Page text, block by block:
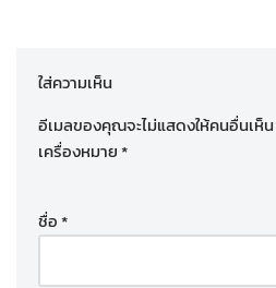
ใส่ความเห็น
อีเมลของคุณจะไม่แสดงให้คนอื่นเห็น
เครื่องหมาย*
ชื่อ*